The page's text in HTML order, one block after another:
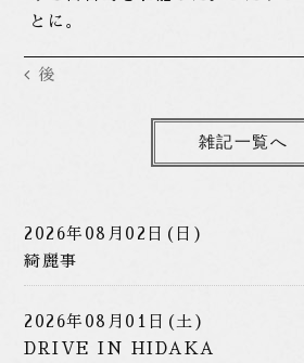
とに。
後
雑記一覧へ
2026年08月02日(日)
綺麗事
2026年08月01日(土)
DRIVE IN HIDAKA